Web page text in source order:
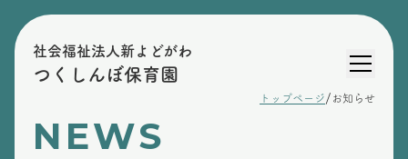
社会福祉法人新よどがわ
つくしんぼ保育園
トップページ/ お知らせ
NEWS